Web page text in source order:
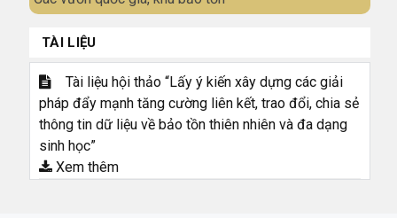
TÀI LIỆU
Tài liệu hội thảo “Lấy ý kiến xây dựng các giải
pháp đẩy mạnh tăng cường liên kết, trao đổi, chia sẻ
thông tin dữ liệu về bảo tồn thiên nhiên và đa dạng
sinh học”
Xem thêm